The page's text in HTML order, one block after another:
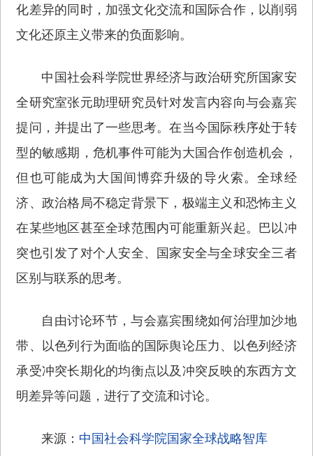
化差异的同时，加强文化交流和国际合作，以削弱
文化还原主义带来的负面影响。
中国社会科学院世界经济与政治研究所国家安
全研究室张元助理研究员针对发言内容向与会嘉宾
提问，并提出了一些思考。在当今国际秩序处于转
型的敏感期，危机事件可能为大国合作创造机会，
但也可能成为大国间博弈升级的导火索。全球经
济、政治格局不稳定背景下，极端主义和恐怖主义
在某些地区甚至全球范围内可能重新兴起。巴以冲
突也引发了对个人安全、国家安全与全球安全三者
区别与联系的思考。
自由讨论环节，与会嘉宾围绕如何治理加沙地
带、以色列行为面临的国际舆论压力、以色列经济
承受冲突长期化的均衡点以及冲突反映的东西方文
明差异等问题，进行了交流和讨论。
来源： 中国社会科学院国家全球战略智库